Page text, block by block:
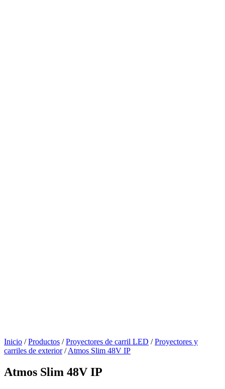
Inicio / Productos / Proyectores de carril LED / Proyectores y
carriles de exterior / Atmos Slim 48V IP
Atmos Slim 48V IP